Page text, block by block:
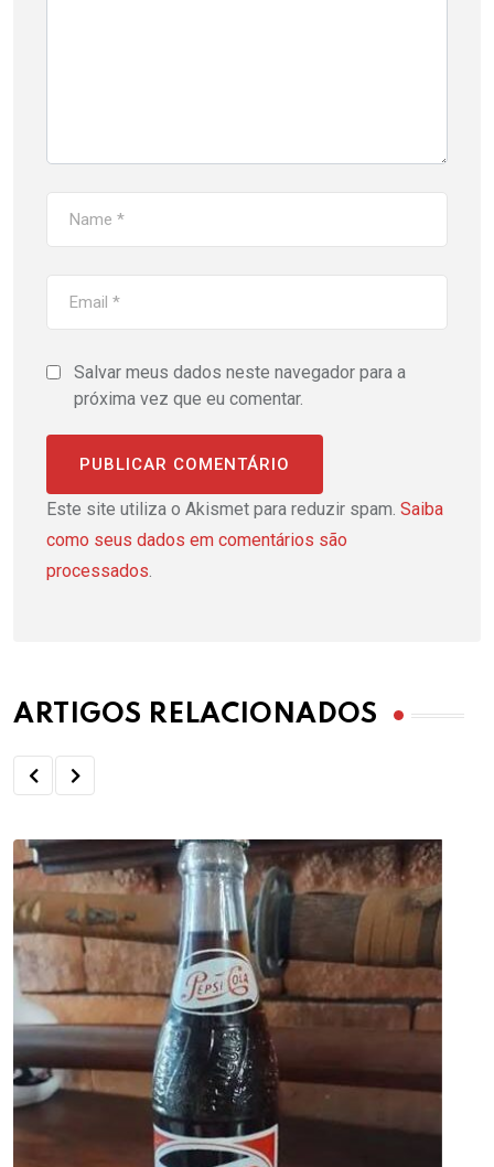
Salvar meus dados neste navegador para a
próxima vez que eu comentar.
Este site utiliza o Akismet para reduzir spam. Saiba
como seus dados em comentários são
processados.
ARTIGOS RELACIONADOS